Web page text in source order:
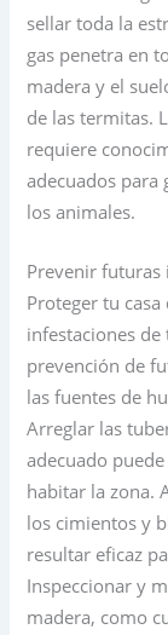
sellar toda la
gas penetra en
madera y el
de las termitas.
requiere
adecuados para
los animales.
Prevenir futuras
Proteger tu
infestaciones
prevención de
las fuentes de
Arreglar las
adecuado
habitar la zona.
los cimientos y
resultar eficaz
Inspeccionar y
madera, como